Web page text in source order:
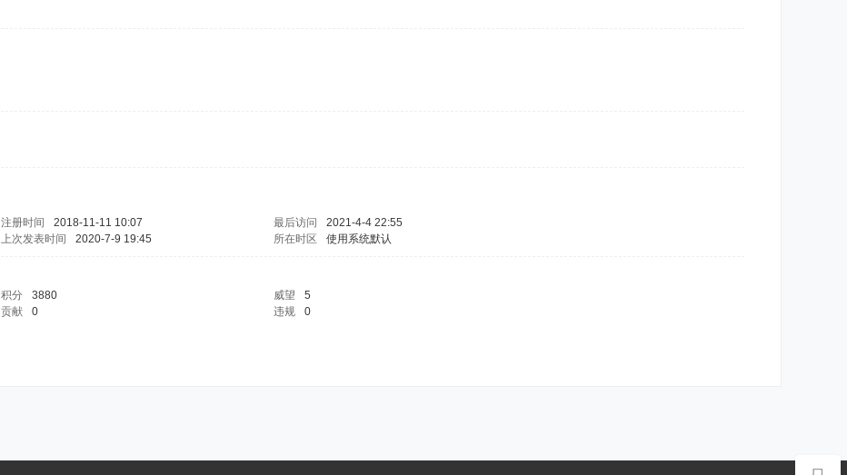
注册时间 2018-11-11 10:07 最后访问
2021-4-4 22:55
上次发表时间 2020-7-9 19:45 所在时区 使用系统默认
积分 3880 威望
5
贡献 0 违规
0